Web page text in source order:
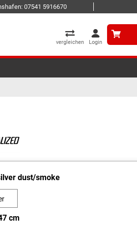
07541 5916670
vergleichen Login
dust/smoke
cm